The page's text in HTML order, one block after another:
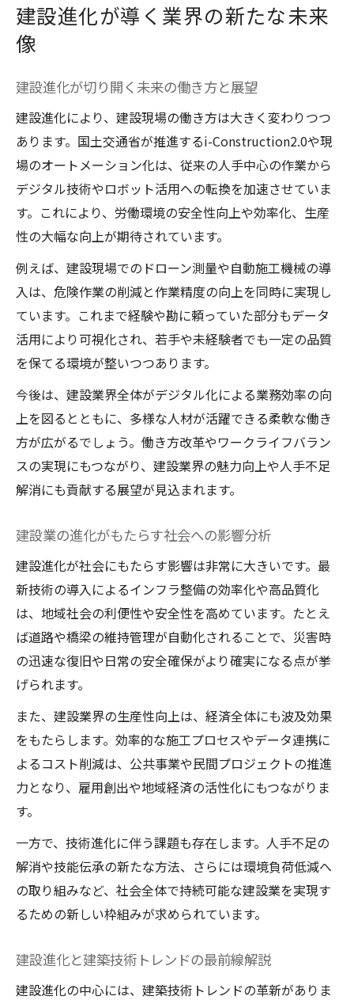
技術革新と建設現場の変革に迫る
建設進化が実現した現場自動化のメリット
建設技術雑誌で注目の変革事例と活用法
建設現場の課題を解決する革新的技術とは
i-Construction2.0が叶える生産性革命
建設進化とI-Construction2.0の概要解説
建設現場で進化する生産性向上の手法とは
方
建設進化が支える現場の自動化と効率化
国土交通省のi-Construction推進と建設革
命
データ連携活用で広がる建設の可能性
建設進化を支えるデータ連携の重要性解説
建設業界で注目のデータ活用と自動化事例
建設進化によるデータ連携の効率化メリッ
ト
I-Construction2.0とデータ連携の新たな可
能性
オートメーション化の現状とその展望
建設進化が推進する現場オートメーション
化
建設現場の自動化技術と今後の展望解説
割
建設進化時代に必要な自動化スキルとは何
か
建設業の生産性向上を支える自動化事例紹
持続成長のための建設業の最新取り組み
建設進化時代の持続成長を支える取り組み
建設業で実践される新しい取り組みと事例
建設業の未来を見据えた人材育成の重要性
建設進化が目指す業界の持続可能性とは
建設進化が導く業界の新たな未来
像
建設進化が切り開く未来の働き方と展望
建設進化により、建設現場の働き方は大きく変わりつつ
あります。国土交通省が推進するi-Construction2.0や現
場のオートメーション化は、従来の人手中心の作業から
デジタル技術やロボット活用への転換を加速させていま
す。これにより、労働環境の安全性向上や効率化、生産
性の大幅な向上が期待されています。
例えば、建設現場でのドローン測量や自動施工機械の導
入は、危険作業の削減と作業精度の向上を同時に実現し
ています。これまで経験や勘に頼っていた部分もデータ
活用により可視化され、若手や未経験者でも一定の品質
を保てる環境が整いつつあります。
今後は、建設業界全体がデジタル化による業務効率の向
上を図るとともに、多様な人材が活躍できる柔軟な働き
方が広がるでしょう。働き方改革やワークライフバラン
スの実現にもつながり、建設業界の魅力向上や人手不足
解消にも貢献する展望が見込まれます。
建設業の進化がもたらす社会への影響分析
建設進化が社会にもたらす影響は非常に大きいです。最
新技術の導入によるインフラ整備の効率化や高品質化
は、地域社会の利便性や安全性を高めています。たとえ
ば道路や橋梁の維持管理が自動化されることで、災害時
の迅速な復旧や日常の安全確保がより確実になる点が挙
げられます。
また、建設業界の生産性向上は、経済全体にも波及効果
をもたらします。効率的な施工プロセスやデータ連携に
よるコスト削減は、公共事業や民間プロジェクトの推進
力となり、雇用創出や地域経済の活性化にもつながりま
す。
一方で、技術進化に伴う課題も存在します。人手不足の
解消や技能伝承の新たな方法、さらには環境負荷低減へ
の取り組みなど、社会全体で持続可能な建設業を実現す
るための新しい枠組みが求められています。
建設進化と建築技術トレンドの最前線解説
建設進化の中心には、建築技術トレンドの革新がありま